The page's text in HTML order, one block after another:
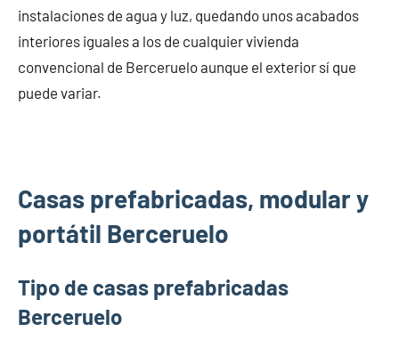
instalaciones de agua y luz, quedando unos acabados
interiores iguales a los de cualquier vivienda
convencional de Berceruelo aunque el exterior sí que
puede variar.
Casas prefabricadas, modular y
portátil Berceruelo
Tipo de casas prefabricadas
Berceruelo